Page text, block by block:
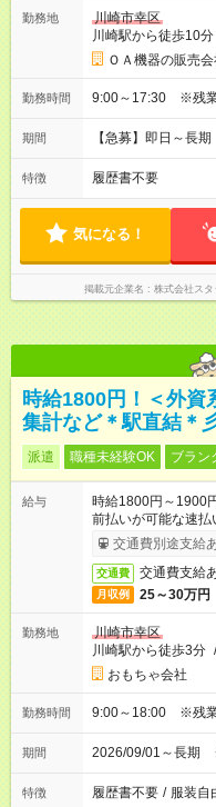
勤務地
川崎市幸区
川崎駅から徒歩10分
ＯＡ機器の販売会
勤務時間 9:00～17:30 ※残業
期間 【急募】即日～長
特徴 履歴書不要
気になる！
掲載元企業名 株式会社スタ
時給1800円！＜外資
集計など＊駅直結＊
派遣 職種未経験OK ブラン
給与
時給1800円～
前払いが可能な速払
交通費別途支給
交通費 交通費支給
月収例 25～30万円
勤務地
川崎市幸区
川崎駅から徒歩3分
おもちゃ会社
勤務時間 9:00～18:00 ※残業
期間 2026/09/01～長期
特徴 履歴書不要 / 服装自